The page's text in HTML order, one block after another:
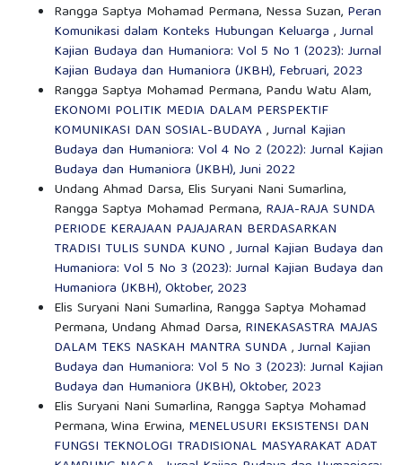
Rangga Saptya Mohamad Permana, Nessa Suzan, Peran
Komunikasi dalam Konteks Hubungan Keluarga ,Jurnal
Kajian Budaya dan Humaniora: Vol 5 No 1 (2023): Jurnal
Kajian Budaya dan Humaniora (JKBH), Februari, 2023
Rangga Saptya Mohamad Permana, Pandu Watu Alam,
EKONOMI POLITIK MEDIA DALAM PERSPEKTIF
KOMUNIKASI DAN SOSIAL-BUDAYA,Jurnal Kajian
Budaya dan Humaniora: Vol 4 No 2 (2022): Jurnal Kajian
Budaya dan Humaniora (JKBH), Juni 2022
Undang Ahmad Darsa, Elis Suryani Nani Sumarlina,
Rangga Saptya Mohamad Permana, RAJA-RAJA SUNDA
PERIODE KERAJAAN PAJAJARAN BERDASARKAN
TRADISI TULIS SUNDA KUNO ,Jurnal Kajian Budaya dan
Humaniora: Vol 5 No 3 (2023): Jurnal Kajian Budaya dan
Humaniora (JKBH), Oktober, 2023
Elis Suryani Nani Sumarlina, Rangga Saptya Mohamad
Permana, Undang Ahmad Darsa, RINEKASASTRA MAJAS
DALAM TEKS NASKAH MANTRA SUNDA,Jurnal Kajian
Budaya dan Humaniora: Vol 5 No 3 (2023): Jurnal Kajian
Budaya dan Humaniora (JKBH), Oktober, 2023
Elis Suryani Nani Sumarlina, Rangga Saptya Mohamad
Permana, Wina Erwina, MENELUSURI EKSISTENSI DAN
FUNGSI TEKNOLOGI TRADISIONAL MASYARAKAT ADAT